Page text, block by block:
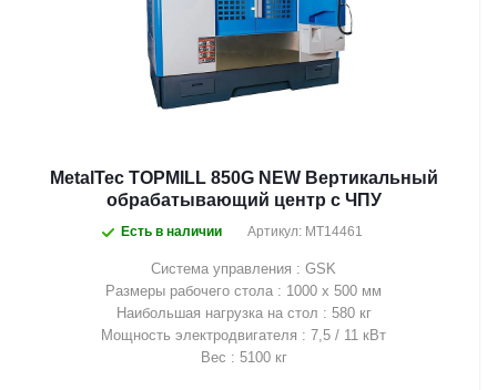
MetalTec TOPMILL 850G NEW Вертикальный
обрабатывающий центр с ЧПУ
Есть в наличии Артикул: MT14461
Система управления : GSK
Размеры рабочего стола : 1000 х 500 мм
Наибольшая нагрузка на стол : 580 кг
Мощность электродвигателя : 7,5 / 11 кВт
Вес : 5100 кг